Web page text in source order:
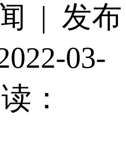
| 发布
03-
：